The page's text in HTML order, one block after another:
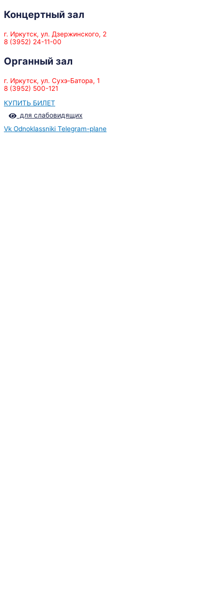
Концертный зал
г. Иркутск, ул. Дзержинского, 2
8 (3952) 24-11-00
Органный зал
г. Иркутск, ул. Сухэ-Батора, 1
8 (3952) 500-121
КУПИТЬ БИЛЕТ
для слабовидящих
Vk Odnoklassniki Telegram-plane